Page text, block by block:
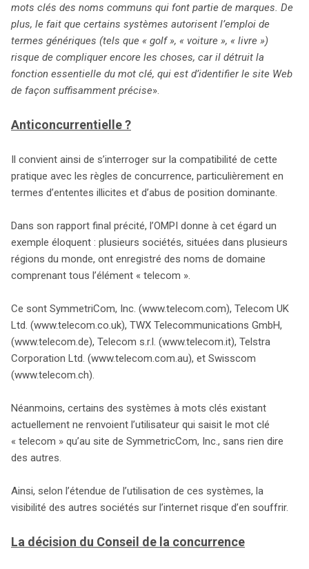
mots clés des noms communs qui font partie de marques. De
plus, le fait que certains systèmes autorisent l’emploi de
termes génériques (tels que « golf », « voiture », « livre »)
risque de compliquer encore les choses, car il détruit la
fonction essentielle du mot clé, qui est d’identifier le site Web
de façon suffisamment précise».
Anticoncurrentielle ?
Il convient ainsi de s’interroger sur la compatibilité de cette
pratique avec les règles de concurrence, particulièrement en
termes d’ententes illicites et d’abus de position dominante.
Dans son rapport final précité, l’OMPI donne à cet égard un
exemple éloquent : plusieurs sociétés, situées dans plusieurs
régions du monde, ont enregistré des noms de domaine
comprenant tous l’élément « telecom ».
Ce sont SymmetriCom, Inc. (www.telecom.com), Telecom UK
Ltd. (www.telecom.co.uk), TWX Telecommunications GmbH,
(www.telecom.de), Telecom s.r.l. (www.telecom.it), Telstra
Corporation Ltd. (www.telecom.com.au), et Swisscom
(www.telecom.ch).
Néanmoins, certains des systèmes à mots clés existant
actuellement ne renvoient l’utilisateur qui saisit le mot clé
« telecom » qu’au site de SymmetricCom, Inc., sans rien dire
des autres.
Ainsi, selon l’étendue de l’utilisation de ces systèmes, la
visibilité des autres sociétés sur l’internet risque d’en souffrir.
La décision du Conseil de la concurrence